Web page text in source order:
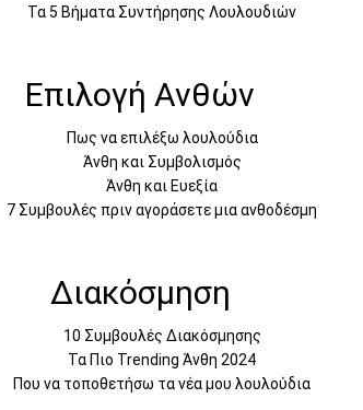
Τα 5 Βήματα Συντήρησης Λουλουδιών
Επιλογή Ανθών
Πως να επιλέξω λουλούδια
Άνθη και Συμβολισμός
Άνθη και Ευεξία
7 Συμβουλές πριν αγοράσετε μια ανθοδέσμη
Διακόσμηση
10 Συμβουλές Διακόσμησης
Τα Πιο Trending Άνθη 2024
Που να τοποθετήσω τα νέα μου λουλούδια